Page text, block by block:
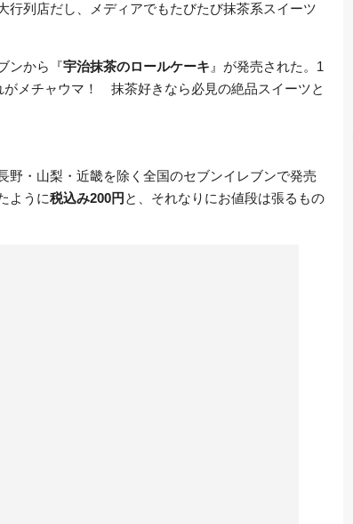
行列店だし、メディアでもたびたび抹茶系スイーツ
ンから『宇治抹茶のロールケーキ 』が発売された。1
メチャウマ！ 抹茶好きなら必見の絶品スイーツと
野・山梨・近畿を除く全国のセブンイレブンで発売
ように税込み200円 と、それなりにお値段は張るもの